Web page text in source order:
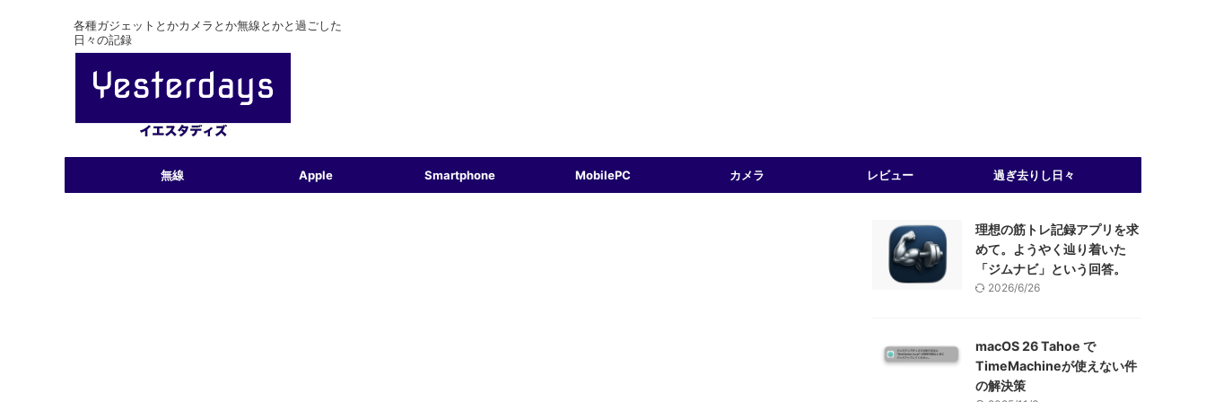
各種ガジェットとかカメラとか無線とかと過ごした
日々の記録
無線 Apple Smartphone MobilePC カメラ レビュー 過ぎ去りし日々
理想の筋トレ記録アプリを求
めて。ようやく辿り着いた
「ジムナビ」という回答。
2026/6/26
macOS 26 Tahoe で
TimeMachineが使えない件
の解決策